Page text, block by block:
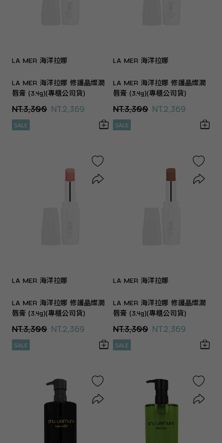
LA MER 海洋拉娜
LA MER 海洋拉娜 修護晶燦潤
唇膏 (3.4g)(專櫃公司貨)
NT.3,300 NT.2,369
SALE
LA MER 海洋拉娜
LA MER 海洋拉娜 修護晶燦潤
唇膏 (3.4g)(專櫃公司貨)
NT.3,300 NT.2,369
SALE
LA MER 海洋拉娜
LA MER 海洋拉娜 修護晶燦潤
唇膏 (3.4g)(專櫃公司貨)
NT.3,300 NT.2,369
SALE
LA MER 海洋拉娜
LA MER 海洋拉娜 修護晶燦潤
唇膏 (3.4g)(專櫃公司貨)
NT.3,300 NT.2,369
SALE